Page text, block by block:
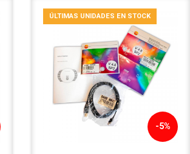
-5%
ÚLTIMAS UNIDADES EN STOCK